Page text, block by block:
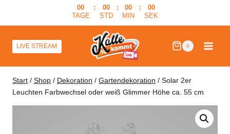
00
TAGE
:
00
STD
:
00
MIN
:
00
SEK
LIVE STREAM 0
Start / Shop / Dekoration / Gartendekoration / Solar 2er
Leuchten Farbwechsel oder weiß Glimmer Höhe ca. 55 cm